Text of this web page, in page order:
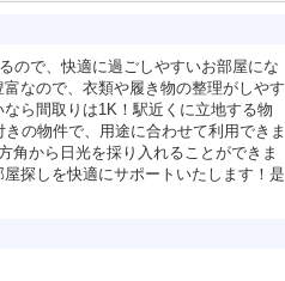
ので、快適に過ごしやすいお部屋にな
なので、衣類や履き物の整理がしやす
ら間取りは1K！駅近くに立地する物
の物件で、用途に合わせて利用できま
角から日光を採り入れることができま
探しを快適にサポートいたします！是